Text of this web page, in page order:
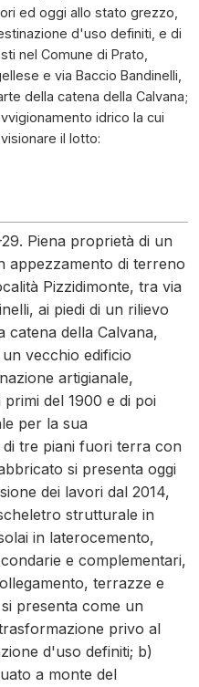
ed oggi allo stato grezzo,
d'uso definiti, e di
nel Comune di Prato,
e via Baccio Bandinelli,
della catena della Calvana;
idrico la cui
il lotto:
Piena proprietà di un
appezzamento di terreno
Pizzidimonte, tra via
ai piedi di un rilievo
catena della Calvana,
vecchio edificio
artigianale,
del 1900 e di poi
per la sua
tre piani fuori terra con
si presenta oggi
dei lavori dal 2014,
strutturale in
in laterocemento,
e complementari,
terrazze e
presenta come un
privo al
d'uso definiti; b)
a monte del